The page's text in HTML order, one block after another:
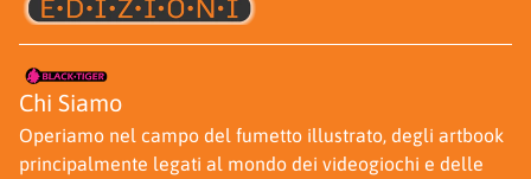
Casa
Chi Siamo
Operiamo nel campo del fumetto illustrato, degli artbook
principalmente legati al mondo dei videogiochi e delle